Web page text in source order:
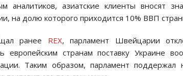
аналитиков, азиатские клиенты вносят
на долю которого приходится 10% ВВП
ранее REX, парламент Швейцарии
европейским странам поставку Украине
Таким образом, парламент